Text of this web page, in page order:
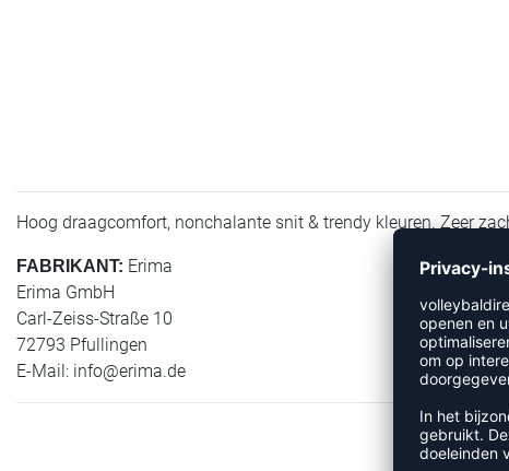
Hoog draagcomfort, nonchalante snit & trendy kleuren. Zeer
FABRIKANT: Erima
Erima GmbH
Carl-Zeiss-Straße 10
72793 Pfullingen
E-Mail: info@erima.de